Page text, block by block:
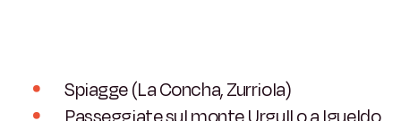
Spiagge (La Concha, Zurriola)